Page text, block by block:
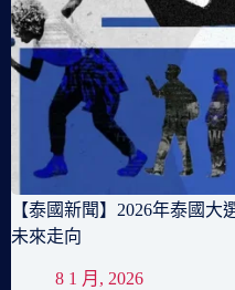
【泰國新聞】2026年泰國
未來走向
8 1 月, 2026